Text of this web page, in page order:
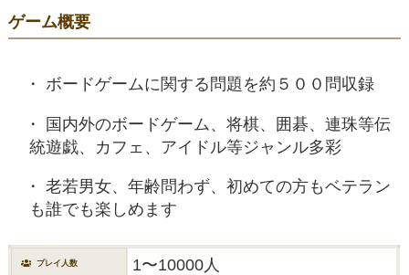
ゲーム概要
ボードゲームに関する問題を約５００問収録
国内外のボードゲーム、将棋、囲碁、連珠等伝
統遊戯、カフェ、アイドル等ジャンル多彩
老若男女、年齢問わず、初めての方もベテラン
も誰でも楽しめます
プレイ人数 1〜10000人